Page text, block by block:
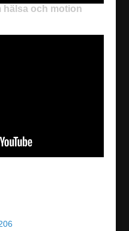
och motion